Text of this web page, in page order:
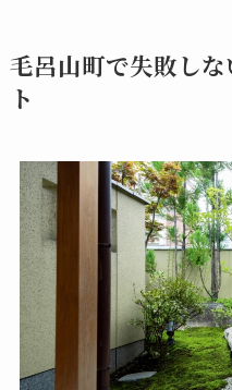
毛呂山町で失敗し
ト